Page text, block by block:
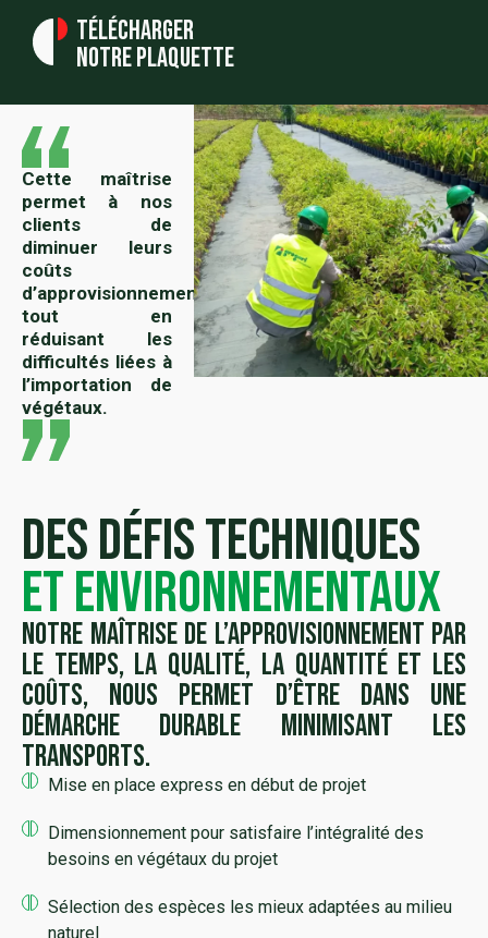
Télécharger
notre plaquette
Cette maîtrise
permet à nos
clients de
diminuer leurs
coûts
d’approvisionnement
tout en
réduisant les
difficultés liées à
l’importation de
végétaux.
des défis techniques
et environnementaux
Notre maîtrise de l’approvisionnement par
le temps, la qualité, la quantité et les
coûts, nous permet d’être dans une
démarche durable minimisant les
transports.
Mise en place express en début de projet
Dimensionnement pour satisfaire l’intégralité des
besoins en végétaux du projet
Sélection des espèces les mieux adaptées au milieu
naturel